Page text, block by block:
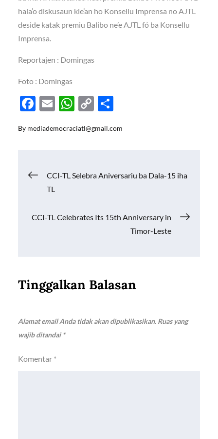
hala’o diskusaun kle’an ho Konsellu Imprensa no AJTL
deside katak premiu Balibo ne’e AJTL fó ba Konsellu
Imprensa.
Reportajen : Domingas
Foto : Domingas
F
e
o
E
ail
W
at
p
C
p
n
ar
By mediademocraciatl@gmail.com
Navigasi
CCI-TL Selebra Aniversariu ba Dala-15 iha
TL
CCI-TL Celebrates Its 15th Anniversary in
Timor-Leste
Tinggalkan Balasan
Alamat email Anda tidak akan dipublikasikan. Ruas yang
wajib ditandai*
Komentar *